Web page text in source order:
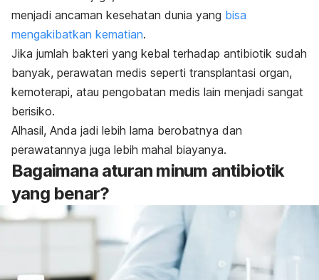
menjadi ancaman kesehatan dunia yang bisa
mengakibatkan kematian.
Jika jumlah bakteri yang kebal terhadap antibiotik sudah
banyak, perawatan medis seperti transplantasi organ,
kemoterapi, atau pengobatan medis lain menjadi sangat
berisiko.
Alhasil, Anda jadi lebih lama berobatnya dan
perawatannya juga lebih mahal biayanya.
Bagaimana aturan minum antibiotik
yang benar?